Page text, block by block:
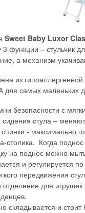
Sweet Baby Luxor
3 функции – стульчик
а механизм
из
для самых маленьких
безопасности с
стула –
- максимально
столика. Когда
на поднос можно
и регулируется
передвижения
отделение для
складывается и